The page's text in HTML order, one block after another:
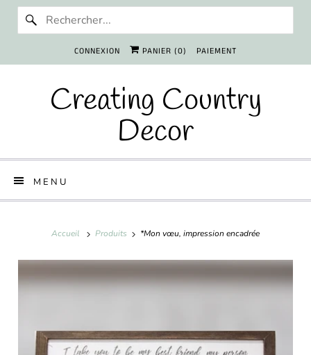
CONNEXION PANIER (0) PAIEMENT
Creating Country
Decor
MENU
Accueil Produits *Mon vœu, impression encadrée